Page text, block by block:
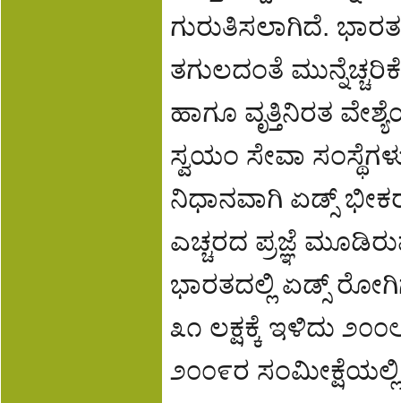
ಗುರುತಿಸಲಾಗಿದೆ.
ತಗುಲದಂತೆ
ಹಾಗೂ ವೃತ್ತಿನಿರತ
ಸ್ವಯಂ ಸೇವಾ
ನಿಧಾನವಾಗಿ ಏಡ್ಸ್
ಎಚ್ಚರದ ಪ್ರಜ್ಞೆ
ಭಾರತದಲ್ಲಿ ಏಡ್ಸ್
೩೧ ಲಕ್ಷಕ್ಕೆ ಇಳಿದು
೨೦೦೯ರ